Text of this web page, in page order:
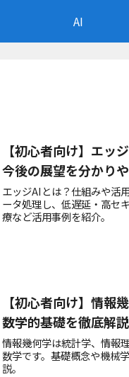
AI
【初心者向け】エッ
今後の展望を分かり
エッジAIとは？仕組みや活
ータ処理し、低遅延・高セ
療など活用事例を紹介。
【初心者向け】情報
数学的基礎を徹底解説
情報幾何学は統計学、情報
数学です。基礎概念や機械
説。